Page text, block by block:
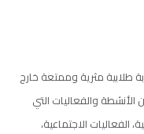
طلابية مثرية وممتعة خارج
الأنشطة والفعاليات التي
الفعاليات الاجتماعية،